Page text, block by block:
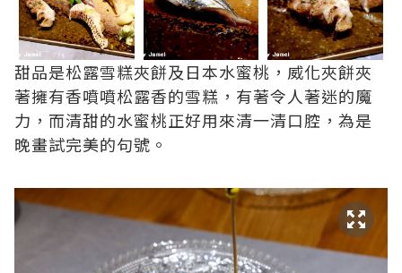
甜品是松露雪糕夾餅及日本水蜜桃，威化夾餅夾
著擁有香噴噴松露香的雪糕，有著令人著迷的魔
力，而清甜的水蜜桃正好用來清一清口腔，為是
晚畫試完美的句號。